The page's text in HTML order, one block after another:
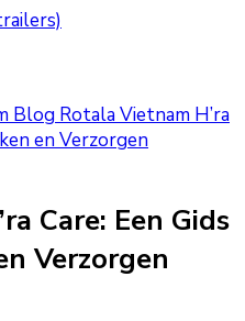
Blog Rotala Vietnam H’ra
en Verzorgen
Care: Een Gids
Verzorgen